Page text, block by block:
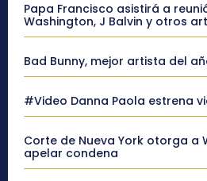
Papa Francisco asistirá a
Washington, J Balvin y otros
Bad Bunny, mejor artista del
#Video Danna Paola estrena
Corte de Nueva York otorga a
apelar condena